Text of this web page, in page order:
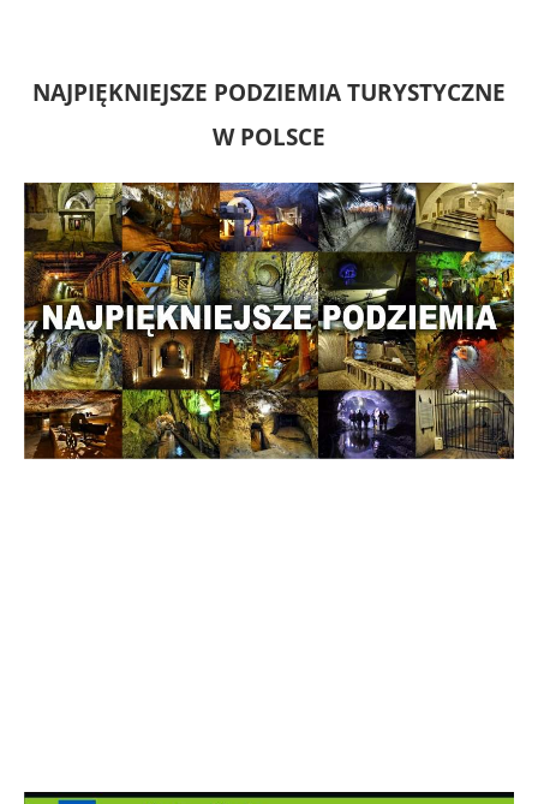
NAJPIĘKNIEJSZE PODZIEMIA TURYSTYCZNE
W POLSCE